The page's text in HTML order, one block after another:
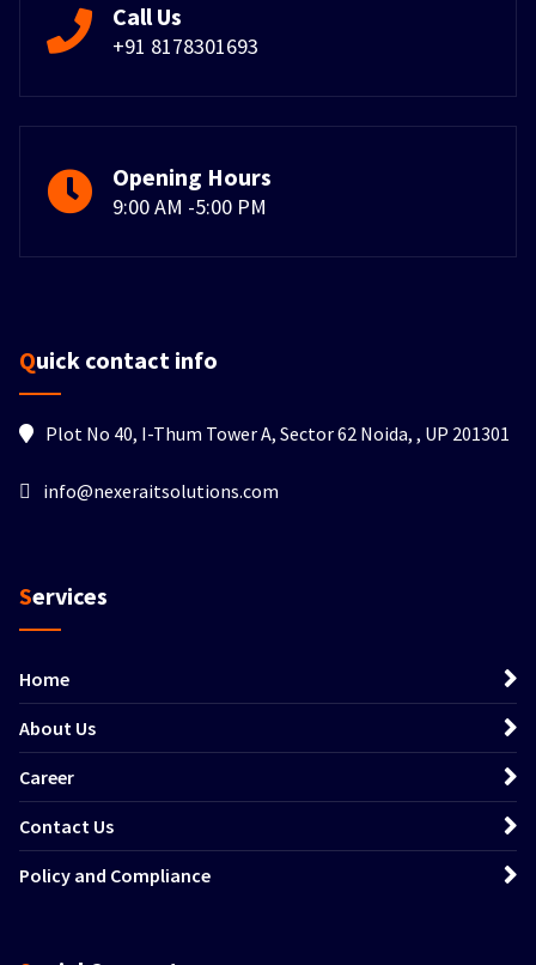
Call Us
+91 8178301693
Opening Hours
9:00 AM -5:00 PM
Quick contact info
Plot No 40, I-Thum Tower A, Sector 62 Noida, , UP 201301
info@nexeraitsolutions.com
Services
Home
About Us
Career
Contact Us
Policy and Compliance